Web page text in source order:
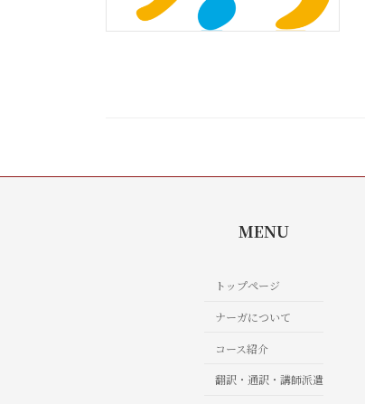
MENU
トップページ
ナーガについて
コース紹介
翻訳・通訳・講師派遣